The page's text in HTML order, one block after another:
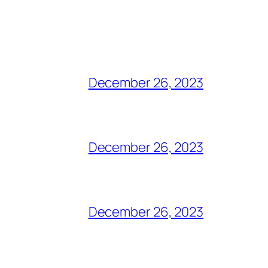
December 26, 2023
December 26, 2023
December 26, 2023